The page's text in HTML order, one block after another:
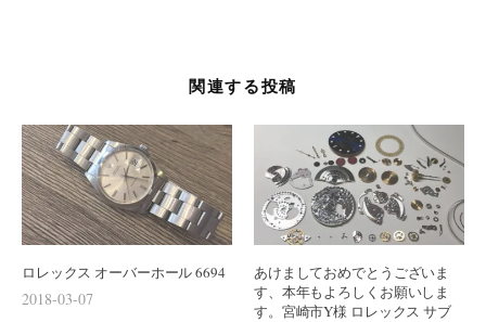
ン
関連する投稿
ロレックス オーバーホール 6694
2018-03-07
あけましておめでとうございま
す、本年もよろしくお願いしま
す。宮崎市Y様 ロレックス サブ